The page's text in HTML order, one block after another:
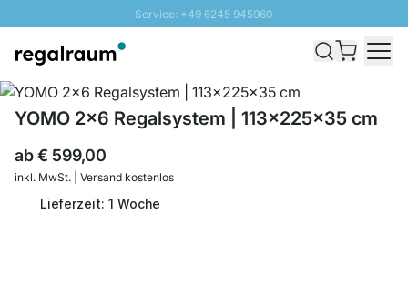
Service: +49 6245 945960
Schnelle Lieferung - Gratis Versand ab 100€
SUNNY SALE: Bis zu 20% Rabatt
YOMO 2x6 Regalsystem | 113x225x35 cm
ab€ 599,00
inkl. MwSt. | Versand kostenlos
Lieferzeit: 1 Woche